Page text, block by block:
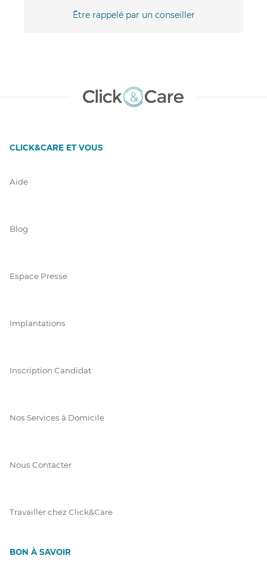
Être rappelé par un conseiller
CLICK&CARE ET VOUS
Aide
Blog
Espace Presse
Implantations
Inscription Candidat
Nos Services à Domicile
Nous Contacter
Travailler chez Click&Care
BON À SAVOIR